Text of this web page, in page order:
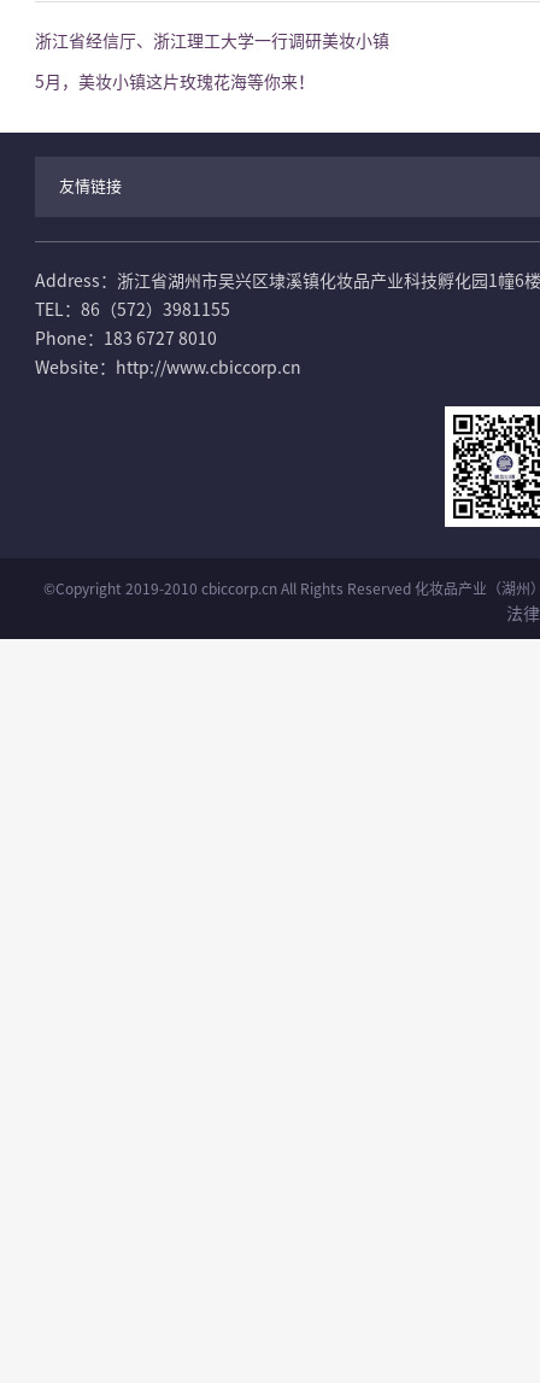
浙江省经信厅、浙江理工大学一行调研美妆小镇
5月，美妆小镇这片玫瑰花海等你来！
友情链接
Address：浙江省湖州市吴兴区埭溪镇化妆品产业科技孵化园1幢6
TEL：86（572）3981155
Phone：183 6727 8010
Website：http://www.cbiccorp.cn
©Copyright 2019-2010 cbiccorp.cn All Rights Reserved 化妆品产业（湖州
法